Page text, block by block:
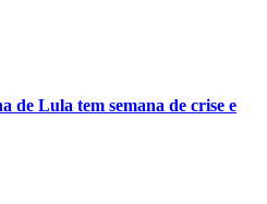
de Lula tem semana de crise e